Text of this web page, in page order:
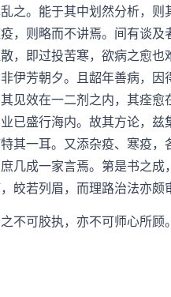
。能于其中划然分析，则
，则略而不讲焉。间有谈
即过投苦寒，欲病之愈也
芳朝夕。且龆年善病，因
见效在一二剂之内，其痊
已盛行海内。故其方论，
一耳。又添杂疫、寒疫，
几成一家言焉。第是书之
若列眉，而理路治法亦颇
可胶执，亦不可师心所顾